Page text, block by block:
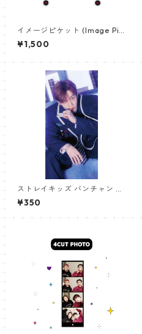
イメージピケット (Image Pic
ket) うちわ - ジョングク (JU
NGKOOK_19)
¥1,500
ストレイキッズ バンチャン パ
ノラマポスター (Stray Kids B
angchan Poster) 700*330
¥350